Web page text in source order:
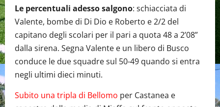
Le percentuali adesso salgono: schiacciata di
Valente, bombe di Di Dio e Roberto e 2/2 del
capitano degli scolari per il pari a quota 48 a 2’08”
dalla sirena. Segna Valente e un libero di Busco
conduce le due squadre sul 50-49 quando si entra
negli ultimi dieci minuti.
Subito una tripla di Bellomo per Castanea e